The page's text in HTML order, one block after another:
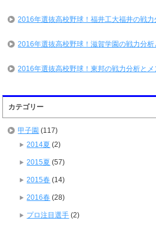
2016年選抜高校野球！福井工大福井の戦力
2016年選抜高校野球！滋賀学園の戦力分
2016年選抜高校野球！東邦の戦力分析とメ
カテゴリー
甲子園 (117)
2014夏 (2)
2015夏 (57)
2015春 (14)
2016春 (28)
プロ注目選手 (2)